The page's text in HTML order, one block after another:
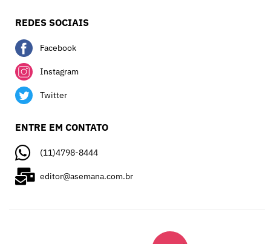
REDES SOCIAIS
Facebook
Instagram
Twitter
ENTRE EM CONTATO
(11)4798-8444
editor@asemana.com.br